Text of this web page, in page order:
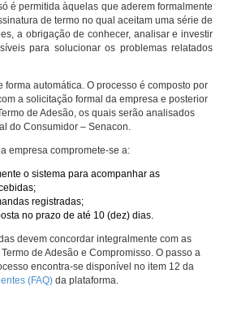
é permitida àquelas que aderem formalmente
de termo no qual aceitam uma série de
a obrigação de conhecer, analisar e investir
para solucionar os problemas relatados
forma automática. O processo é composto por
a solicitação formal da empresa e posterior
de Adesão, os quais serão analisados
do Consumidor – Senacon.
empresa compromete-se a:
o sistema para acompanhar as
registradas;
no prazo de até 10 (dez) dias.
devem concordar integralmente com as
de Adesão e Compromisso. O passo a
encontra-se disponível no item 12 da
(FAQ) da plataforma.